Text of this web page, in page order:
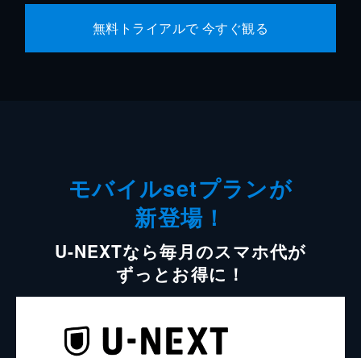
無料トライアルで 今すぐ観る
モバイルsetプランが
新登場！
U-NEXTなら毎月のスマホ代が
ずっとお得に！